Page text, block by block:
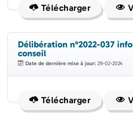
Télécharger
Délibération n°2022-037
conseil
Date de dernière mise à jour: 29-02-2024
Télécharger